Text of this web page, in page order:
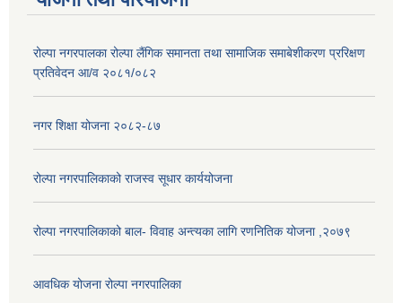
रोल्पा नगरपालका रोल्पा लैंगिक समानता तथा सामाजिक समाबेशीकरण प्ररिक्षण
प्रतिवेदन आ/व २०८१/०८२
नगर शिक्षा योजना २०८२-८७
रोल्पा नगरपालिकाको राजस्व सूधार कार्ययोजना
रोल्पा नगरपालिकाको बाल- विवाह अन्त्यका लागि रणनितिक योजना ,२०७९
आवधिक योजना रोल्पा नगरपालिका